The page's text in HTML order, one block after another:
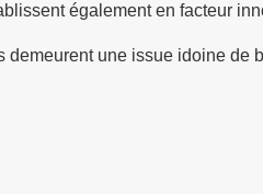
également en facteur
une issue idoine